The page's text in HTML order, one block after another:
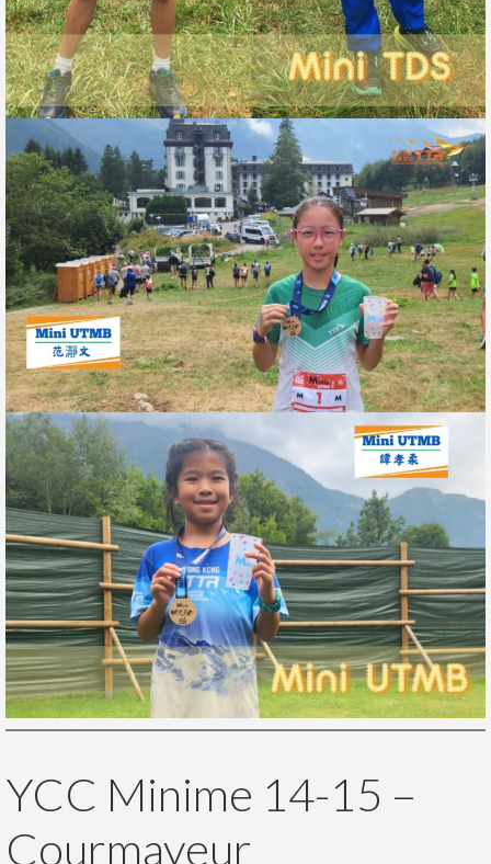
YCC Minime 14-15 –
Courmayeur